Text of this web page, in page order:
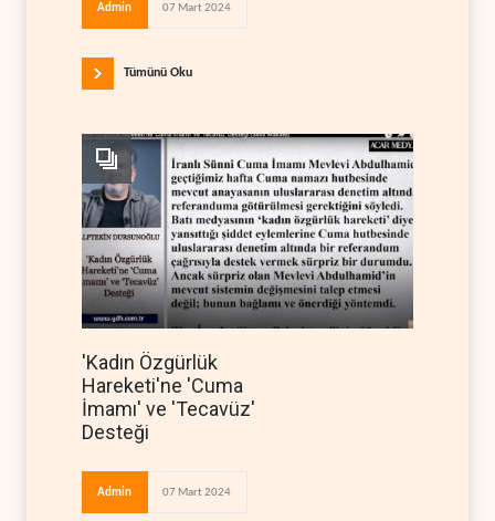
Admin 07 Mart 2024
Tümünü Oku
'Kadın Özgürlük
Hareketi'ne 'Cuma
İmamı' ve 'Tecavüz'
Desteği
Admin 07 Mart 2024